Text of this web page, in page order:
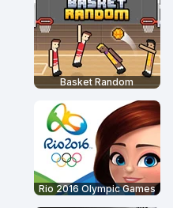
Basket Random
Rio 2016 Olympic Games